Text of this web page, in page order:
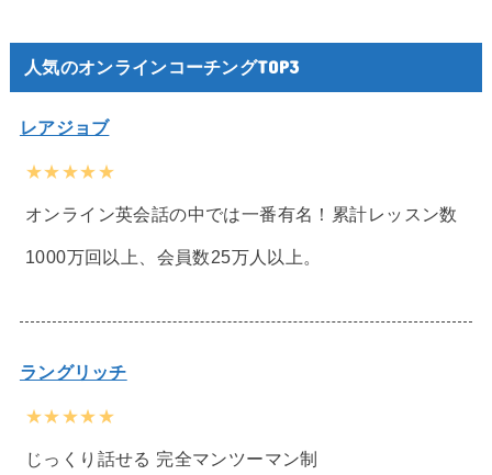
人気のオンラインコーチングTOP3
レアジョブ
★★★★★
オンライン英会話の中では一番有名！累計レッスン数
1000万回以上、会員数25万人以上。
ラングリッチ
★★★★★
じっくり話せる 完全マンツーマン制